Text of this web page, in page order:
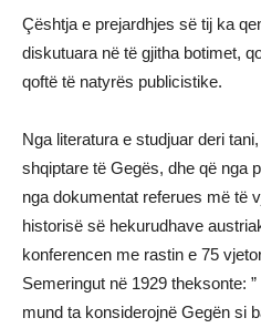
Çështja e prejardhjes së tij ka
diskutuara në të gjitha botimet,
qoftë të natyrës publicistike.
Nga literatura e studjuar deri
shqiptare të Gegës, dhe që nga
nga dokumentat referues më të
historisë së hekurudhave
konferencen me rastin e 75
Semeringut në 1929 theksonte:
mund ta konsiderojnë Gegën si